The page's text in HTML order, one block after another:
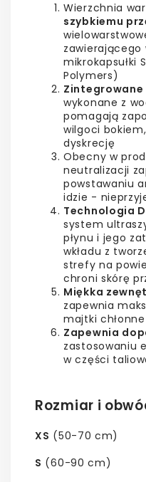
Wierzchnia
szybkiemu
zawierającego
mikrokapsułki
Polymers)
wykonane z
pomagają
wilgoci
dyskrecję
Obecny w
neutralizacji
powstawaniu
idzie -
Technologia
system
płynu i jego
wkładu z
strefy na
chroni skórę
Miękka
zapewnia
majtki
Zapewnia
zastosowaniu
w części
Rozmiar i
XS (50-70 cm)
S (60-90 cm)